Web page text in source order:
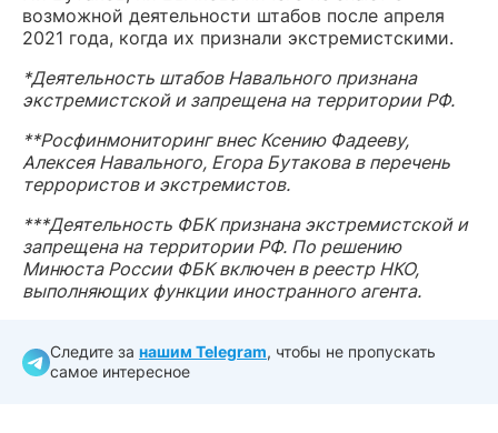
возможной деятельности штабов после апреля
2021 года, когда их признали экстремистскими.
*Деятельность штабов Навального признана
экстремистской и запрещена на территории РФ.
**Росфинмониторинг внес Ксению Фадееву,
Алексея Навального, Егора Бутакова в перечень
террористов и экстремистов.
***Деятельность ФБК признана экстремистской и
запрещена на территории РФ. По решению
Минюста России ФБКвключен в реестр НКО,
выполняющих функции иностранного агента.
Следите за нашим Telegram, чтобы не пропускать
самое интересное